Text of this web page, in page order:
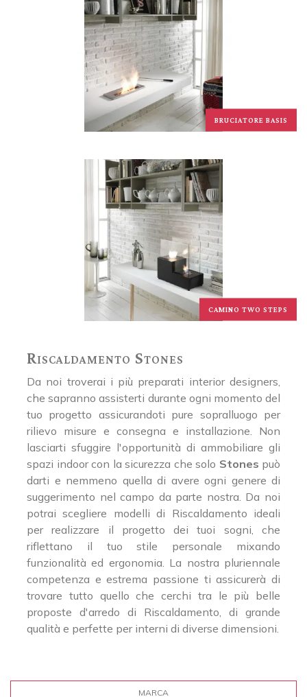
BRUCIATORE BASIS
CAMINO TWO STEPS
Riscaldamento Stones
Da noi troverai i più preparati interior designers,
che sapranno assisterti durante ogni momento del
tuo progetto assicurandoti pure sopralluogo per
rilievo misure e consegna e installazione. Non
lasciarti sfuggire l'opportunità di ammobiliare gli
spazi indoor con la sicurezza che solo Stones può
darti e nemmeno quella di avere ogni genere di
suggerimento nel campo da parte nostra. Da noi
potrai scegliere modelli di Riscaldamento ideali
per realizzare il progetto dei tuoi sogni, che
riflettano il tuo stile personale mixando
funzionalità ed ergonomia. La nostra pluriennale
competenza e estrema passione ti assicurerà di
trovare tutto quello che cerchi tra le più belle
proposte d'arredo di Riscaldamento, di grande
qualità e perfette per interni di diverse dimensioni.
MARCA